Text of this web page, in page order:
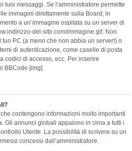
messaggi. Se l’amministratore permette
immagini direttamente sulla Board; in
a un’immagine ospitata su un server di
del-sito.com/immagine.gif. Non
PC (a meno che non abbia un server!) o
di autenticazione, come caselle di posta
codici di accesso, ecc. Per inserire
BBCode [img].
contengono informazioni molto importanti
Gli annunci globali appaiono in cima a tutti i
Utente. La possibilità di scrivere su un
concessi dall’amministratore.